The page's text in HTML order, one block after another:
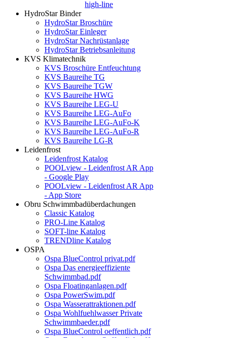
high-line
HydroStar Binder
HydroStar Broschüre
HydroStar Einleger
HydroStar Nachrüstanlage
HydroStar Betriebsanleitung
KVS Klimatechnik
KVS Broschüre Entfeuchtung
KVS Baureihe TG
KVS Baureihe TGW
KVS Baureihe HWG
KVS Baureihe LEG-U
KVS Baureihe LEG-AuFo
KVS Baureihe LEG-AuFo-K
KVS Baureihe LEG-AuFo-R
KVS Baureihe LG-R
Leidenfrost
Leidenfrost Katalog
POOLview - Leidenfrost AR App
- Google Play
POOLview - Leidenfrost AR App
- App Store
Obru Schwimmbadüberdachungen
Classic Katalog
PRO-Line Katalog
SOFT-line Katalog
TRENDline Katalog
OSPA
Ospa BlueControl privat.pdf
Ospa Das energieeffiziente
Schwimmbad.pdf
Ospa Floatinganlagen.pdf
Ospa PowerSwim.pdf
Ospa Wasserattraktionen.pdf
Ospa Wohlfuehlwasser Private
Schwimmbaeder.pdf
Ospa BlueControl oeffentlich.pdf